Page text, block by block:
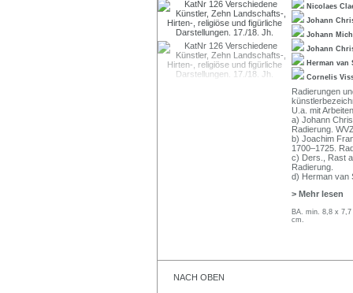
Nicolaes
Johann
Johann
Johann
Herman van
Cornelis
Radierungen
U.a. mit
a) Johann
Radierung.
b) Joachim
1700–1725.
c) Ders., Rast
Radierung.
d) Herman van
> Mehr lesen
BA. min. 8,8 x
cm.
NACH OBEN